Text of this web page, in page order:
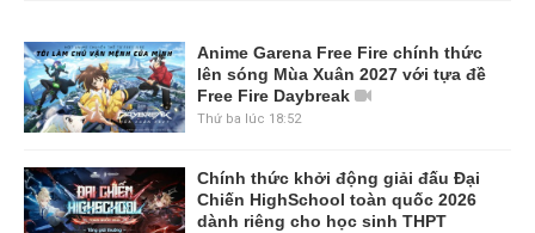
Anime Garena Free Fire chính thức
lên sóng Mùa Xuân 2027 với tựa đề
Free Fire Daybreak
Thứ ba lúc 18:52
Chính thức khởi động giải đấu Đại
Chiến HighSchool toàn quốc 2026
dành riêng cho học sinh THPT